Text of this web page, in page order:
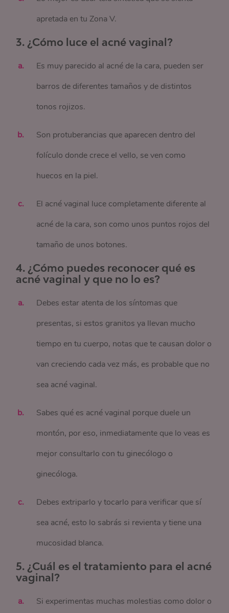
apretada en tu Zona V.
3. ¿Cómo luce el acné vaginal?
Es muy parecido al acné de la cara, pueden ser
barros de diferentes tamaños y de distintos
tonos rojizos.
Son protuberancias que aparecen dentro del
folículo donde crece el vello, se ven como
huecos en la piel.
El acné vaginal luce completamente diferente al
acné de la cara, son como unos puntos rojos del
tamaño de unos botones.
4. ¿Cómo puedes reconocer qué es
acné vaginal y que no lo es?
Debes estar atenta de los síntomas que
presentas, si estos granitos ya llevan mucho
tiempo en tu cuerpo, notas que te causan dolor o
van creciendo cada vez más, es probable que no
sea acné vaginal.
Sabes qué es acné vaginal porque duele un
montón, por eso, inmediatamente que lo veas es
mejor consultarlo con tu ginecólogo o
ginecóloga.
Debes extriparlo y tocarlo para verificar que sí
sea acné, esto lo sabrás si revienta y tiene una
mucosidad blanca.
5. ¿Cuál es el tratamiento para el acné
vaginal?
Si experimentas muchas molestias como dolor o